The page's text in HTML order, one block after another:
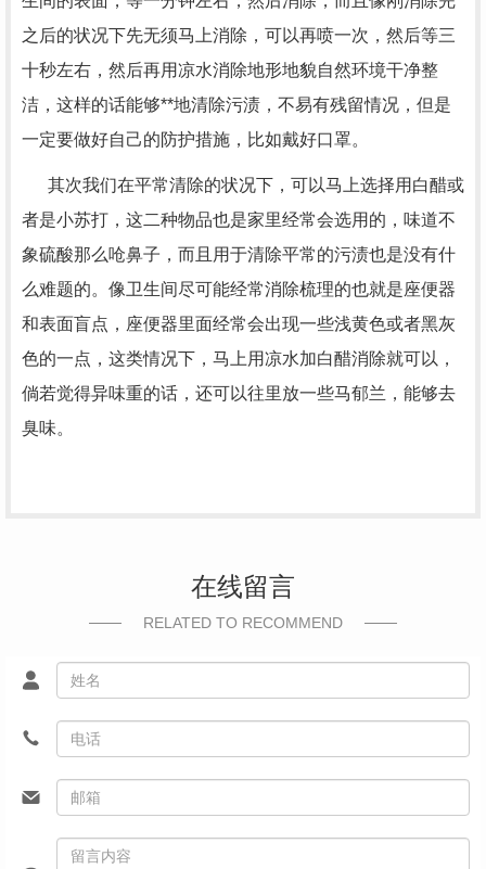
之后的状况下先无须马上消除，可以再喷一次，然后等三
十秒左右，然后再用凉水消除地形地貌自然环境干净整
洁，这样的话能够**地清除污渍，不易有残留情况，但是
一定要做好自己的防护措施，比如戴好口罩。
其次我们在平常清除的状况下，可以马上选择用白醋或
者是小苏打，这二种物品也是家里经常会选用的，味道不
象硫酸那么呛鼻子，而且用于清除平常的污渍也是没有什
么难题的。像卫生间尽可能经常消除梳理的也就是座便器
和表面盲点，座便器里面经常会出现一些浅黄色或者黑灰
色的一点，这类情况下，马上用凉水加白醋消除就可以，
倘若觉得异味重的话，还可以往里放一些马郁兰，能够去
臭味。
在线留言
RELATED TO RECOMMEND